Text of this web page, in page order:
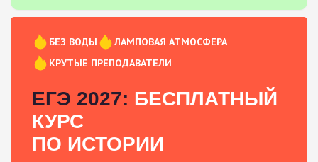
БЕЗ ВОДЫ
ЛАМПОВАЯ АТМОСФЕРА
КРУТЫЕ ПРЕПОДАВАТЕЛИ
ЕГЭ 2027: БЕСПЛАТНЫЙ
КУРС
ПО ИСТОРИИ